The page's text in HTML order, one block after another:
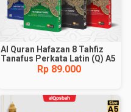
Al Quran Hafazan 8 Tahfiz
Tanafus Perkata Latin (Q) A5
Rp 89.000